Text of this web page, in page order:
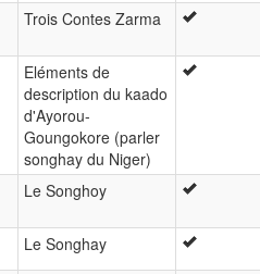
Trois Contes Zarma
Eléments de
description du kaado
d'Ayorou-
Goungokore (parler
songhay du Niger)
Le Songhoy
Le Songhay